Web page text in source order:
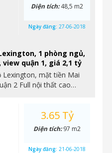
1 phòng ngủ,
quận 1, giá 2,1 tỷ
Lexington, mặt tiền Mai
2 Full nội thất cao…
Diện tích:48,5 m2
Ngày đăng: 27-06-2018
3.65 Tỷ
Diện tích:97 m2
Ngày đăng: 21-06-2018